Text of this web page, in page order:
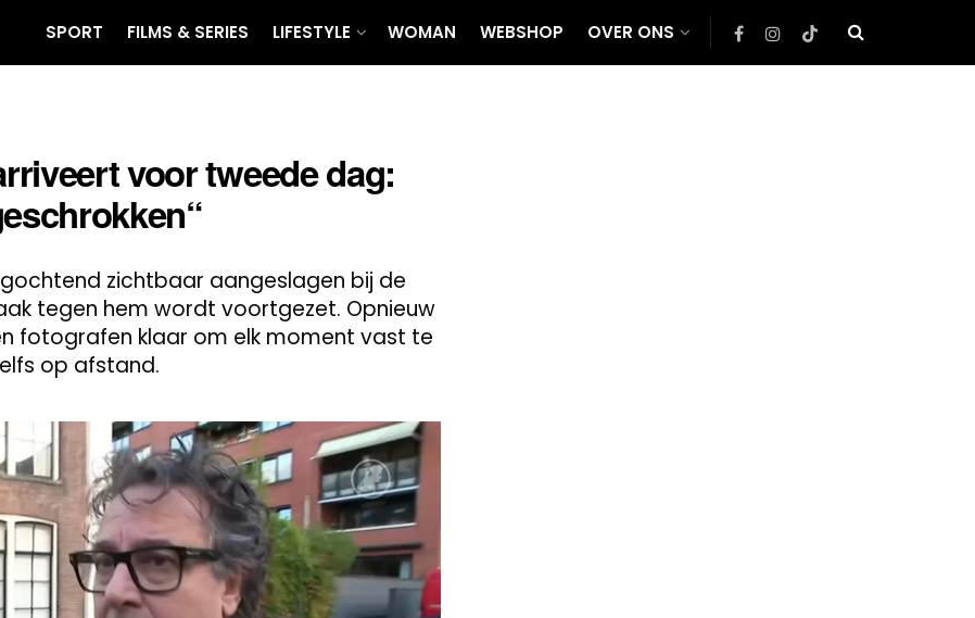
SPORT FILMS & SERIES LIFESTYLE WOMAN WEBSHOP OVER ONS
voor tweede dag:
zichtbaar aangeslagen bij de
tegen hem wordt voortgezet. Opnieuw
fotografen klaar om elk moment vast te
op afstand.